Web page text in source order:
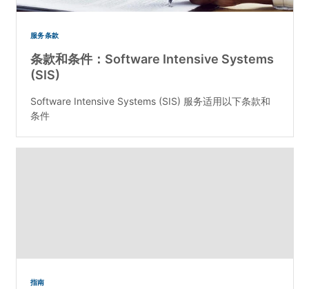
服务条款
条款和条件：Software Intensive Systems
(SIS)
Software Intensive Systems (SIS) 服务适用以下条款和
条件
指南